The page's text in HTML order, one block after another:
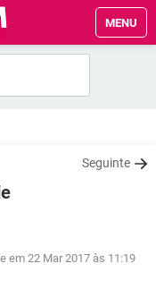
MENU
Seguinte
em 22 Mar 2017 às 11:19